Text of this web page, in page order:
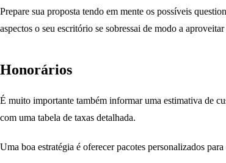
Prepare sua proposta tendo em mente os possíveis
aspectos o seu escritório se sobressai de modo a
Honorários
É muito importante também informar uma estimativa de
com uma tabela de taxas detalhada.
Uma boa estratégia é oferecer pacotes personalizados